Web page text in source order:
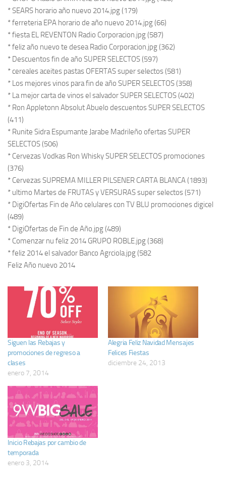
* SEARS horario año nuevo 2014.jpg (179)
* ferreteria EPA horario de año nuevo 2014.jpg (66)
* fiesta EL REVENTON Radio Corporacion.jpg (587)
* feliz año nuevo te desea Radio Corporacion.jpg (362)
* Descuentos fin de año SUPER SELECTOS (597)
* cereales aceites pastas OFERTAS super selectos (581)
* Los mejores vinos para fin de año SUPER SELECTOS (358)
* La mejor carta de vinos el salvador SUPER SELECTOS (402)
* Ron Appletonn Absolut Abuelo descuentos SUPER SELECTOS
(411)
* Runite Sidra Espumante Jarabe Madrileño ofertas SUPER
SELECTOS (506)
* Cervezas Vodkas Ron Whisky SUPER SELECTOS promociones
(376)
* Cervezas SUPREMA MILLER PILSENER CARTA BLANCA (1893)
* ultimo Martes de FRUTAS y VERSURAS super selectos (571)
* DigiOfertas Fin de Año celulares con TV BLU promociones digicel
(489)
* DigiOfertas de Fin de Año.jpg (489)
* Comenzar nu feliz 2014 GRUPO ROBLE.jpg (368)
* feliz 2014 el salvador Banco Agrciola.jpg (582
Feliz Año nuevo 2014
Siguen las Rebajas y
promociones de regreso a
clases
enero 7, 2014
Alegria Feliz Navidad Mensajes
Felices Fiestas
diciembre 24, 2013
Inicio Rebajas por cambio de
temporada
enero 3, 2014